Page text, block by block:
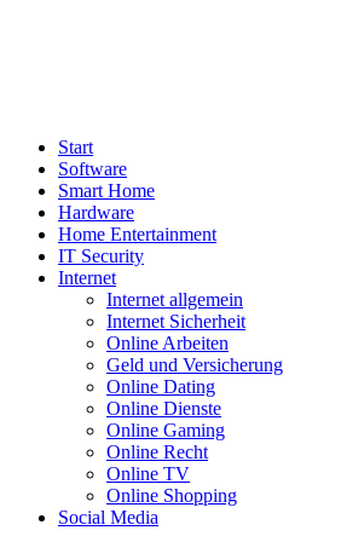
Start
Software
Smart Home
Hardware
Home Entertainment
IT Security
Internet
Internet allgemein
Internet Sicherheit
Online Arbeiten
Geld und Versicherung
Online Dating
Online Dienste
Online Gaming
Online Recht
Online TV
Online Shopping
Social Media